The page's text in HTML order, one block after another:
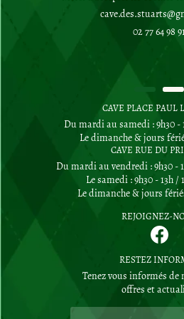
02 77 64 98
CAVE PLACE PAUL
Du mardi au samedi : 9h30 -
Le dimanche & jours
CAVE RUE DU
Du mardi au vendredi : 9h30 -
Le samedi : 9h30 - 13h /
Le dimanche & jours
REJOIGNEZ-
RESTEZ
Tenez vous informés de
offres et